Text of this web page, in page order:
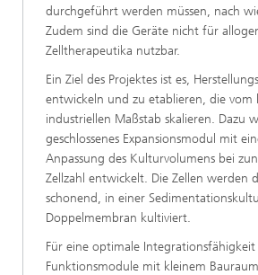
durchgeführt werden müssen, nach
Zudem sind die Geräte nicht für
Zelltherapeutika nutzbar.
Ein Ziel des Projektes ist es,
entwickeln und zu etablieren, die vom
industriellen Maßstab skalieren. Dazu
geschlossenes Expansionsmodul mit
Anpassung des Kulturvolumens bei
Zellzahl entwickelt. Die Zellen werden
schonend, in einer
Doppelmembran kultiviert.
Für eine optimale
Funktionsmodule mit kleinem